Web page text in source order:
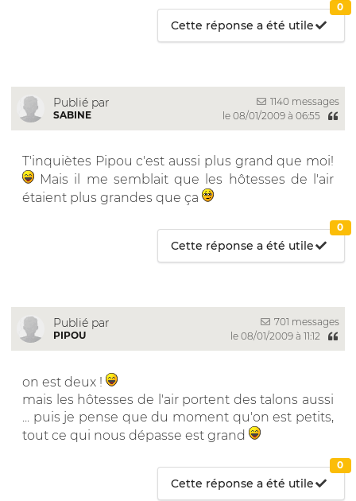
Cette réponse a été utile
0
Publié par
SABINE
1140 messages
le 08/01/2009 à 06:55
T'inquiètes Pipou c'est aussi plus grand que moi!
Mais il me semblait que les hôtesses de l'air
étaient plus grandes que ça
Cette réponse a été utile
0
Publié par
PIPOU
701 messages
le 08/01/2009 à 11:12
on est deux !
mais les hôtesses de l'air portent des talons aussi
... puis je pense que du moment qu'on est petits,
tout ce qui nous dépasse est grand
Cette réponse a été utile
0